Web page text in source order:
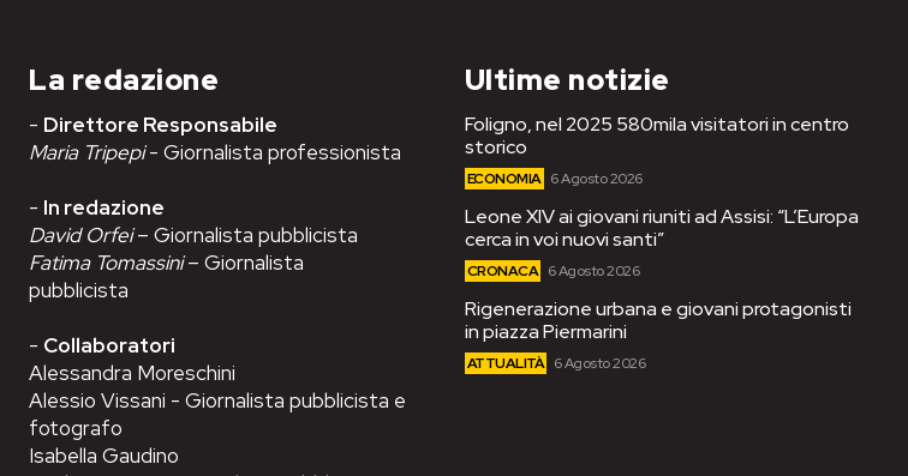
La redazione
- Direttore Responsabile
Maria Tripepi- Giornalista professionista
- In redazione
David Orfei– Giornalista pubblicista
Fatima Tomassini– Giornalista
pubblicista
- Collaboratori
Alessandra Moreschini
Alessio Vissani - Giornalista pubblicista e
fotografo
Isabella Gaudino
Ultime notizie
Foligno, nel 2025 580mila visitatori in centro
storico
ECONOMIA 6 Agosto 2026
Leone XIV ai giovani riuniti ad Assisi: “L’Europa
cerca in voi nuovi santi”
CRONACA 6 Agosto 2026
Rigenerazione urbana e giovani protagonisti
in piazza Piermarini
ATTUALITÀ 6 Agosto 2026